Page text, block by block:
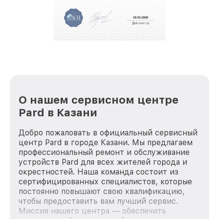
репутацию. Мы постоянно совершенствуемся и
стараемся каждый день делать наш сервис еще
О нашем сервисном центре
Pard в Казани
Добро пожаловать в официальный сервисный
центр Pard в городе Казани. Мы предлагаем
профессиональный ремонт и обслуживание
устройств Pard для всех жителей города и
окрестностей. Наша команда состоит из
сертифицированных специалистов, которые
постоянно повышают свою квалификацию,
чтобы предоставить вам лучший сервис.
Миссия нашего центра — обеспечить